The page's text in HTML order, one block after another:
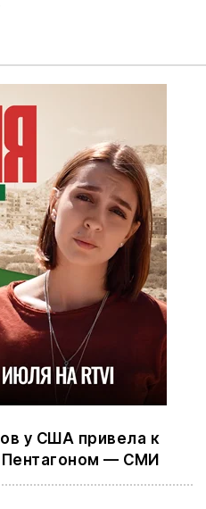
у США привела к
Пентагоном — СМИ